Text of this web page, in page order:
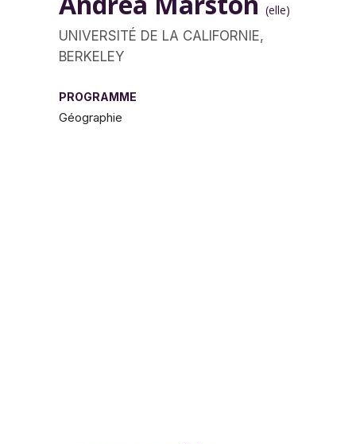
(elle)
UNIVERSITÉ DE LA CALIFORNIE,
BERKELEY
PROGRAMME
Géographie